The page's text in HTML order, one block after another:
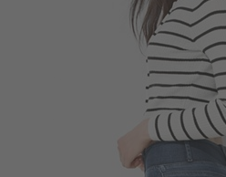
$350 $ 499